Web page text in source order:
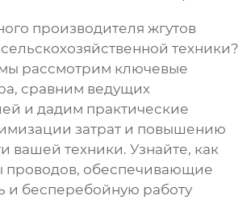
производителяжгутов
техники?
мы рассмотрим ключевые
сравним ведущих
и дадим практические
затрат и повышению
вашей техники. Узнайте, как
проводов, обеспечивающие
и бесперебойную работу